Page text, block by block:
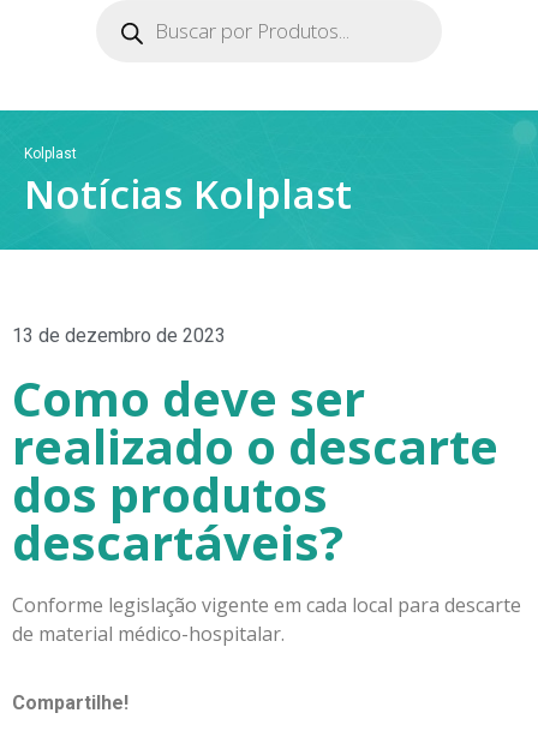
Kolplast
Notícias Kolplast
13 de dezembro de 2023
Como deve ser
realizado o descarte
dos produtos
descartáveis?
Conforme legislação vigente em cada local para descarte
de material médico-hospitalar.
Compartilhe!